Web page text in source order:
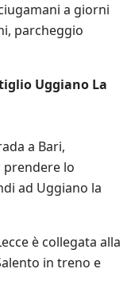
a giorni
parcheggio
Uggiano La
a Bari,
prendere lo
ad Uggiano la
è collegata alla
in treno e